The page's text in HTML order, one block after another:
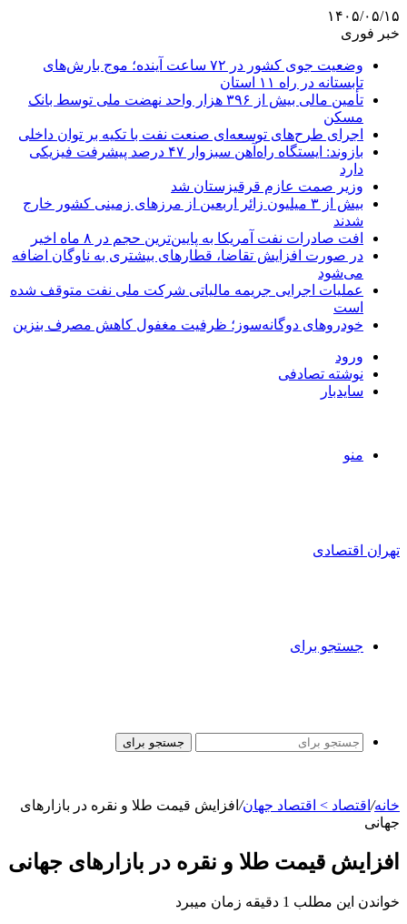
۱۴۰۵/۰۵/۱۵
خبر فوری
وضعیت جوی کشور در ۷۲ ساعت آینده؛ موج بارش‌های
تابستانه در راه ۱۱ استان
تأمین مالی بیش از ۳۹۶ هزار واحد نهضت ملی توسط بانک
مسکن
اجرای طرح‌های توسعه‌ای صنعت نفت با تکیه بر توان داخلی
بازوند: ایستگاه راه‌آهن سبزوار ۴۷ درصد پیشرفت فیزیکی
دارد
وزیر صمت عازم قرقیزستان شد
بیش از ۳ میلیون زائر اربعین از مرزهای زمینی کشور خارج
شدند
افت صادرات نفت آمریکا به پایین‌ترین حجم در ۸ ماه اخیر
در صورت افزایش تقاضا، قطارهای بیشتری به ناوگان اضافه
می‌شود
عملیات اجرایی جریمه مالیاتی شرکت ملی نفت متوقف شده
است
خودروهای دوگانه‌سوز؛ ظرفیت مغفول کاهش مصرف بنزین
ورود
نوشته تصادفی
سایدبار
منو
تهران اقتصادی
جستجو برای
جستجو برای
خانه/ اقتصاد > اقتصاد جهان/ افزایش قیمت طلا و نقره در بازارهای
جهانی
افزایش قیمت طلا و نقره در بازارهای جهانی
خواندن این مطلب 1 دقیقه زمان میبرد